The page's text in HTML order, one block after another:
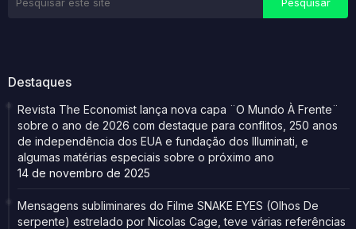
Destaques
Revista The Economist lança nova capa ¨O Mundo À Frente¨
sobre o ano de 2026 com destaque para conflitos, 250 anos
de independência dos EUA e fundação dos Illuminati, e
algumas matérias especiais sobre o próximo ano
14 de novembro de 2025
Mensagens subliminares do Filme SNAKE EYES (Olhos De
serpente) estrelado por Nicolas Cage, teve várias referências